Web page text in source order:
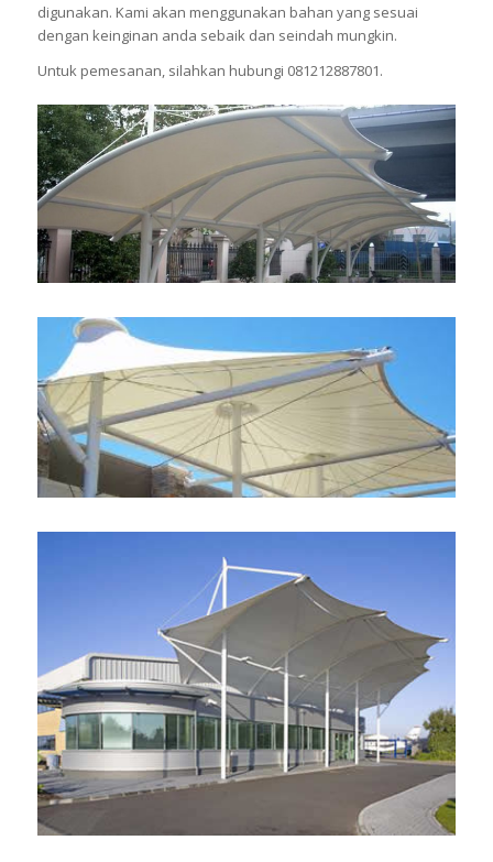
digunakan. Kami akan menggunakan bahan yang sesuai
dengan keinginan anda sebaik dan seindah mungkin.
Untuk pemesanan, silahkan hubungi 081212887801.